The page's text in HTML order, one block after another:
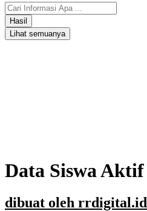
Hasil
Lihat semuanya
Data Siswa Aktif
dibuat oleh rrdigital.id